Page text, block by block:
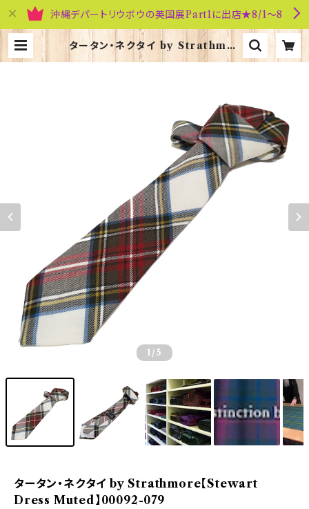
沖縄デパートリウボウの英国展Part1に出店★8/1～8
タータン・ネクタイ by Strathmor
e【Stewart Dress Muted】000
1 /5
タータン・ネクタイ by Strathmore【Stewart
Dress Muted】00092-079